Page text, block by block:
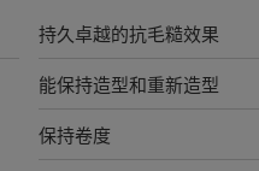
持久卓越的抗毛糙效果
能保持造型和重新造型
保持卷度